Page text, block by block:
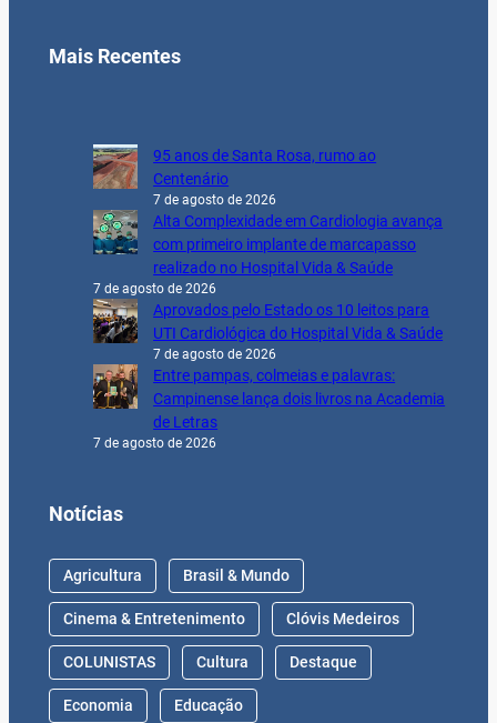
Mais Recentes
95 anos de Santa Rosa, rumo ao
Centenário
7 de agosto de 2026
Alta Complexidade em Cardiologia avança
com primeiro implante de marcapasso
realizado no Hospital Vida & Saúde
7 de agosto de 2026
Aprovados pelo Estado os 10 leitos para
UTI Cardiológica do Hospital Vida & Saúde
7 de agosto de 2026
Entre pampas, colmeias e palavras:
Campinense lança dois livros na Academia
de Letras
7 de agosto de 2026
Notícias
Agricultura Brasil & Mundo
Cinema & Entretenimento Clóvis Medeiros
COLUNISTAS Cultura Destaque
Economia Educação